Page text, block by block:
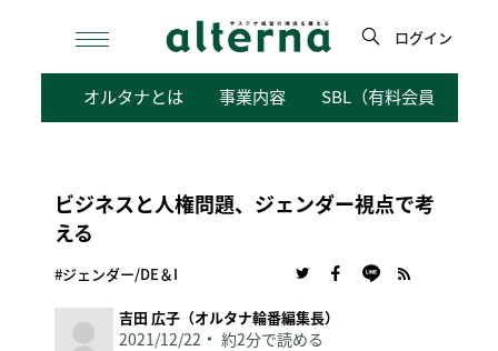
検
ログイン
オルタナとは 事業内容 SBL（有料会員向けサ
ビジネスと人権問題、ジェンダー視点で考
える
#ジェンダー/DE＆I
吉田 広子（オルタナ輪番編集長）
2021/12/22 約2分で読める